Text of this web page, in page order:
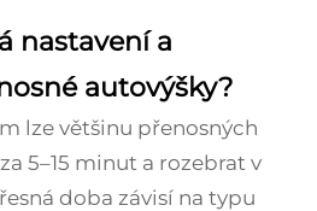
nastavení a
autovýšky?
lze většinu přenosných
5–15 minut a rozebrat v
doba závisí na typu